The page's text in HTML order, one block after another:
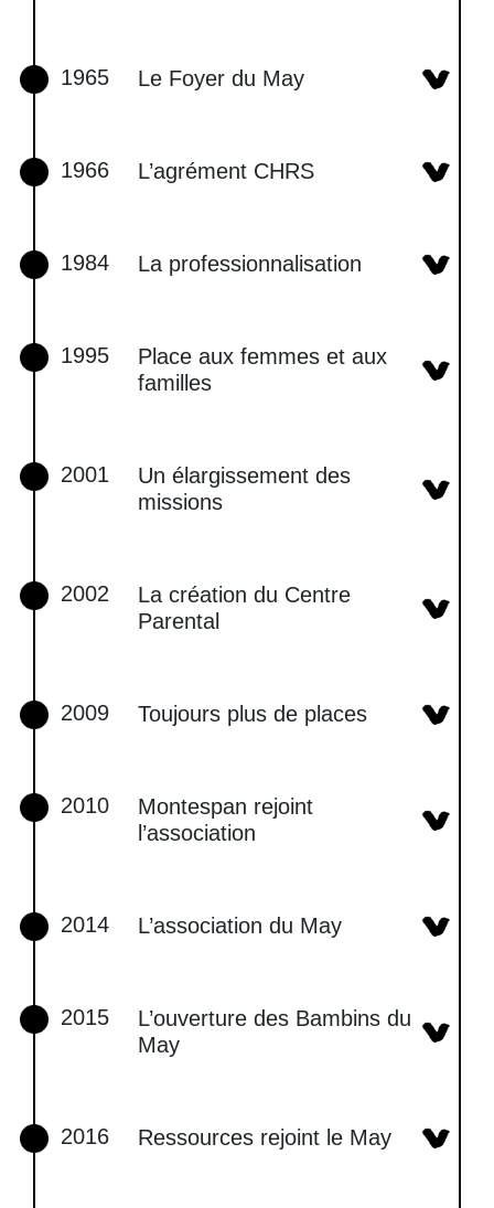
1965 Le Foyer du May
1966 L’agrément CHRS
1984 La professionnalisation
1995
Place aux femmes et aux
familles
2001
Un élargissement des
missions
2002
La création du Centre
Parental
2009 Toujours plus de places
2010
Montespan rejoint
l’association
2014 L’association du May
2015
L’ouverture des Bambins du
May
2016 Ressources rejoint le May